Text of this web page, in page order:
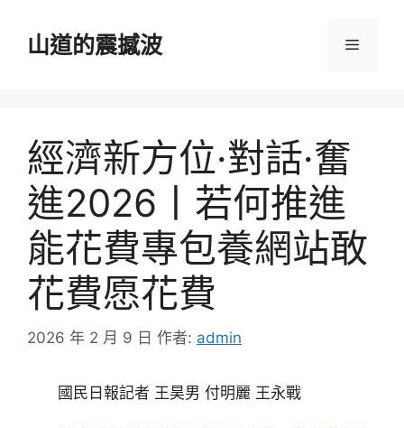
山道的震撼波 選
經濟新方位·對話·奮
進2026丨若何推進
能花費專包養網站敢
花費愿花費
2026 年 2 月 9 日 作者: admin
國民日報記者 王昊男 付明麗 王永戰